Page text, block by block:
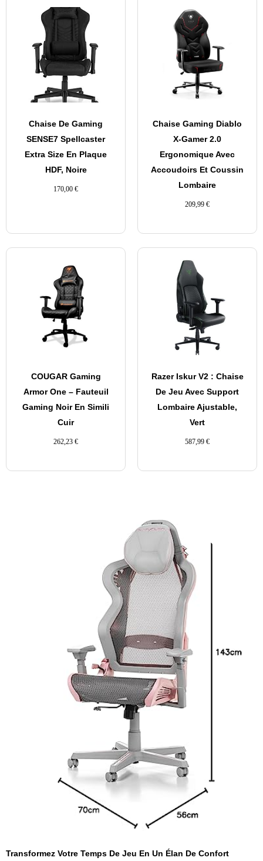
Chaise De Gaming
SENSE7 Spellcaster
Extra Size En Plaque
HDF, Noire
170,00 €
Chaise Gaming Diablo
X-Gamer 2.0
Ergonomique Avec
Accoudoirs Et Coussin
Lombaire
209,99 €
COUGAR Gaming
Armor One – Fauteuil
Gaming Noir En Simili
Cuir
262,23 €
Razer Iskur V2 : Chaise
De Jeu Avec Support
Lombaire Ajustable,
Vert
587,99 €
Transformez Votre Temps De Jeu En Un Élan De Confort